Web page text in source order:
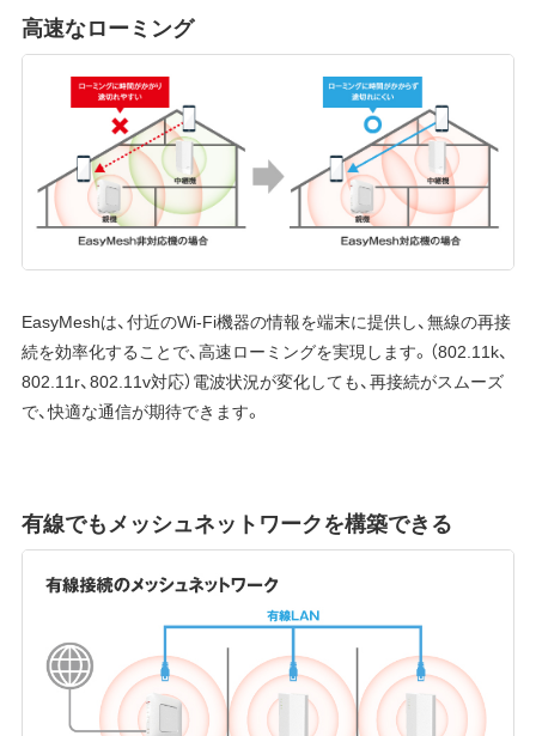
高速なローミング
EasyMeshは、付近のWi-Fi機器の情報を端末に提供し、無線の再接
続を効率化することで、高速ローミングを実現します。（802.11k、
802.11r、802.11v対応）電波状況が変化しても、再接続がスムーズ
で、快適な通信が期待できます。
有線でもメッシュネットワークを構築できる